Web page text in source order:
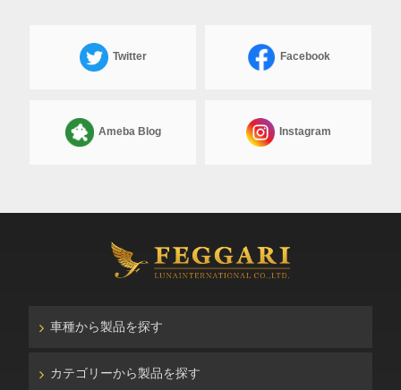
Twitter Facebook
Ameba Blog Instagram
車種から製品を探す
カテゴリーから製品を探す